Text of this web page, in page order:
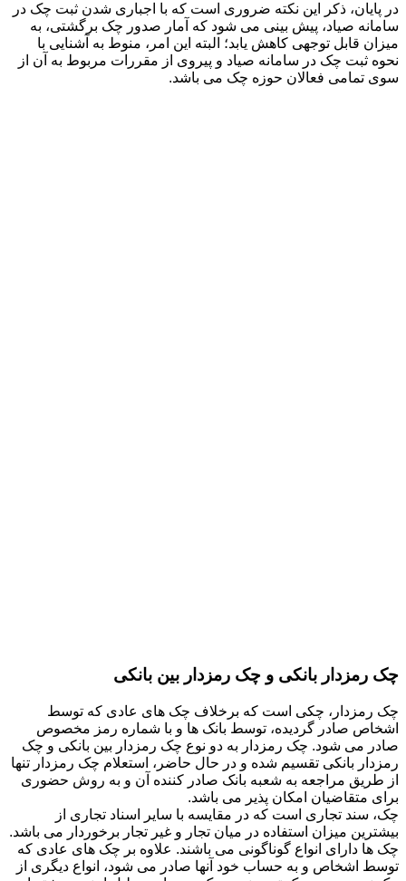
در پایان، ذکر این نکته ضروری است که با اجباری شدن ثبت چک در
سامانه صیاد، پیش بینی می شود که آمار صدور چک برگشتی، به
میزان قابل توجهی کاهش یابد؛ البته این امر، منوط به آشنایی با
نحوه ثبت چک در سامانه صیاد و پیروی از مقررات مربوط به آن از
سوی تمامی فعالان حوزه چک می باشد.
چک رمزدار بانکی و چک رمزدار بین بانکی
چک رمزدار، چکی است که برخلاف چک های عادی که توسط
اشخاص صادر گردیده، توسط بانک ها و با شماره رمز مخصوص
صادر می شود. چک رمزدار به دو نوع چک رمزدار بین بانکی و چک
رمزدار بانکی تقسیم شده و در حال حاضر، استعلام چک رمزدار تنها
از طریق مراجعه به شعبه بانک صادر کننده آن و به روش حضوری
برای متقاضیان امکان پذیر می باشد.
چک، سند تجاری است که در مقایسه با سایر اسناد تجاری از
بیشترین میزان استفاده در میان تجار و غیر تجار برخوردار می باشد.
چک ها دارای انواع گوناگونی می باشند. علاوه بر چک های عادی که
توسط اشخاص و به حساب خود آنها صادر می شود، انواع دیگری از